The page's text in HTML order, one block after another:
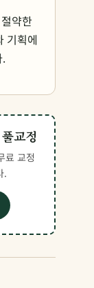
약한
기획에
교정
료 교정
.